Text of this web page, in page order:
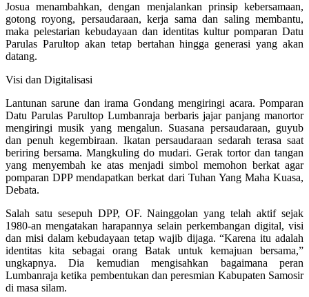
Josua menambahkan, dengan menjalankan prinsip kebersamaan,
gotong royong, persaudaraan, kerja sama dan saling membantu,
maka pelestarian kebudayaan dan identitas kultur pomparan Datu
Parulas Parultop akan tetap bertahan hingga generasi yang akan
datang.
Visi dan Digitalisasi
Lantunan sarune dan irama Gondang mengiringi acara. Pomparan
Datu Parulas Parultop Lumbanraja berbaris jajar panjang manortor
mengiringi musik yang mengalun. Suasana persaudaraan, guyub
dan penuh kegembiraan. Ikatan persaudaraan sedarah terasa saat
beriring bersama. Mangkuling do mudari. Gerak tortor dan tangan
yang menyembah ke atas menjadi simbol memohon berkat agar
pomparan DPP mendapatkan berkat dari Tuhan Yang Maha Kuasa,
Debata.
Salah satu sesepuh DPP, OF. Nainggolan yang telah aktif sejak
1980-an mengatakan harapannya selain perkembangan digital, visi
dan misi dalam kebudayaan tetap wajib dijaga. “Karena itu adalah
identitas kita sebagai orang Batak untuk kemajuan bersama,”
ungkapnya. Dia kemudian mengisahkan bagaimana peran
Lumbanraja ketika pembentukan dan peresmian Kabupaten Samosir
di masa silam.